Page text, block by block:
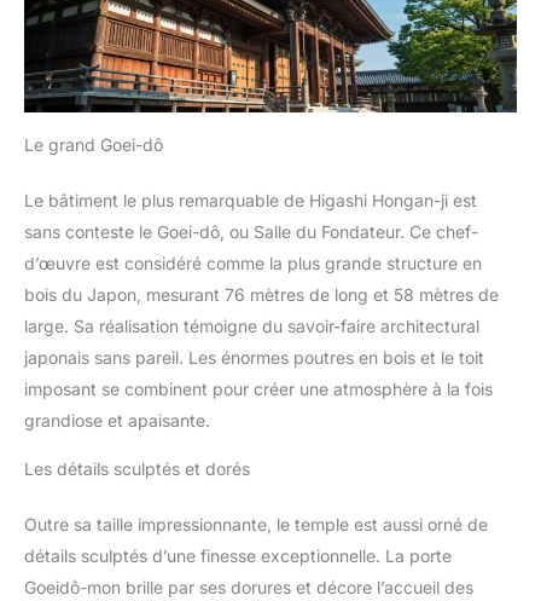
Le grand Goei-dô
Le bâtiment le plus remarquable de Higashi Hongan-ji est
sans conteste le Goei-dô, ou Salle du Fondateur. Ce chef-
d’œuvre est considéré comme la plus grande structure en
bois du Japon, mesurant 76 mètres de long et 58 mètres de
large. Sa réalisation témoigne du savoir-faire architectural
japonais sans pareil. Les énormes poutres en bois et le toit
imposant se combinent pour créer une atmosphère à la fois
grandiose et apaisante.
Les détails sculptés et dorés
Outre sa taille impressionnante, le temple est aussi orné de
détails sculptés d’une finesse exceptionnelle. La porte
Goeidô-mon brille par ses dorures et décore l’accueil des